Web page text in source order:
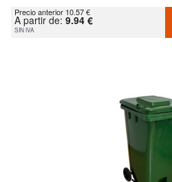
Precio anterior 10.57 €
A partir de: 9.94 €
SIN IVA